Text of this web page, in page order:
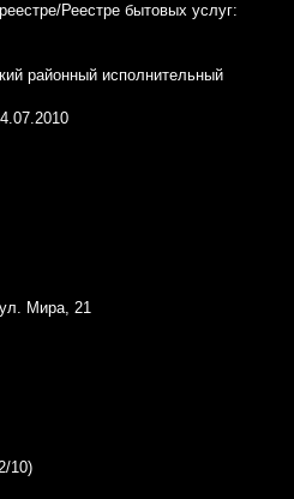
Реестре бытовых услуг:
районный исполнительный
Мира, 21
10)